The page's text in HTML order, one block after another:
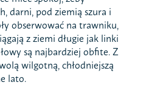
darni, pod ziemią szura i
obserwować na trawniku,
z ziemi długie jak linki
są najbardziej obfite. Z
wilgotną, chłodniejszą
lato.